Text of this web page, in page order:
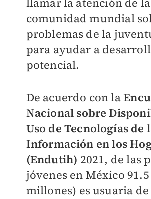
llamar la atención de la
comunidad mundial
problemas de la
para ayudar a
potencial.
De acuerdo con la E
Nacional sobre
Uso de Tecnologías de
Información en los
(Endutih) 2021, de las
jóvenes en México
millones) es usuaria